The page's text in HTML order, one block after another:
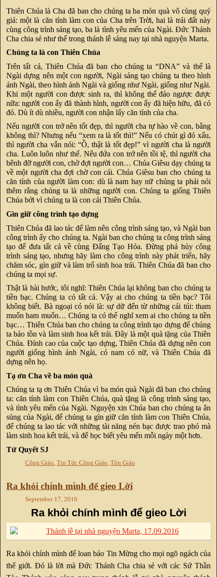
Thiên Chúa là Cha đã ban cho chúng ta ba món quà vô cùng quý
giá: một là căn tính làm con của Cha trên Trời, hai là trái đất này
cùng công trình sáng tạo, ba là tình yêu mến của Ngài. Đức Thánh
Cha chia sẻ như thế trong thánh lễ sáng nay tại nhà nguyện Marta.
Chúng ta là con Thiên Chúa
Trên tất cả, Thiên Chúa đã ban cho chúng ta “DNA” và thế là
Ngài dựng nên một con người, Ngài sáng tạo chúng ta theo hình
ảnh Ngài, theo hình ảnh Ngài và giống như Ngài, giống như Ngài.
Khi một người con được sinh ra, thì không thể đảo ngược được
nữa: người con ấy đã thành hình, người con ấy đã hiện hữu, đã có
đó. Dù ít dù nhiều, người con nhận lấy căn tính của cha.
Nếu người con trở nên tốt đẹp, thì người cha tự hào về con, bằng
không thì? Nhưng nếu “xem ra là tốt thì!” Nếu có chút gì đó xấu,
thì người cha vẫn nói: “Ồ, thật là tốt đẹp!” vì người cha là người
cha. Luôn luôn như thế. Nếu đứa con trở nên tồi tệ, thì người cha
bênh đỡ người con, chờ đợi người con… Chúa Giêsu dạy chúng ta
về một người cha đợi chờ con cái. Chúa Giêsu ban cho chúng ta
căn tính của người làm con: dù là nam hay nữ chúng ta phải nói
thêm rằng chúng ta là những người con. Chúng ta giống Thiên
Chúa bởi vì chúng ta là con cái Thiên Chúa.
Gìn giữ công trình tạo dựng
Thiên Chúa đã lao tác để làm nên công trình sáng tạo, và Ngài ban
công trình ấy cho chúng ta. Ngài ban cho chúng ta công trình sáng
tạo để đưa tất cả về cùng Đấng Tạo Hóa. Đừng phá hủy công
trình sáng tạo, nhưng hãy làm cho công trình này phát triển, hãy
chăm sóc, gìn giữ và làm trổ sinh hoa trái. Thiên Chúa đã ban cho
chúng ta mọi sự.
Thật là hài hước, tôi nghĩ: Thiên Chúa lại không ban cho chúng ta
tiền bạc. Chúng ta có tất cả. Vậy ai cho chúng ta tiền bạc? Tôi
không biết. Bà ngoại có nói là: sự dữ đến từ những cái túi: tham
muốn ham muốn… Chúng ta có thể nghĩ xem ai cho chúng ta tiền
bạc… Thiên Chúa ban cho chúng ta công trình tạo dựng để chúng
ta bảo tồn và làm sinh hoa kết trái. Đây là một quà tặng của Thiên
Chúa. Đỉnh cao của cuộc tạo dựng, Thiên Chúa đã dựng nên con
người giống hình ảnh Ngài, có nam có nữ, và Thiên Chúa đã
dựng nên họ.
Tạ ơn Cha về ba món quà
Chúng ta tạ ơn Thiên Chúa vì ba món quà Ngài đã ban cho chúng
ta: căn tính làm con Thiên Chúa, quà tặng là công trình sáng tạo,
và tình yêu mến của Ngài. Nguyện xin Chúa ban cho chúng ta ân
sủng của Ngài, để chúng ta gìn giữ căn tính làm con Thiên Chúa,
để chúng ta lao tác với những tài năng nén bạc được trao phó mà
làm sinh hoa kết trái, và để học biết yêu mến mỗi ngày một hơn.
Tứ Quyết SJ
Công Giáo, Tin Tức Công Giáo, Tôn Giáo
Ra khỏi chính mình để gieo Lời
September 17, 2016
Ra khỏi chính mình để gieo Lời
Ra khỏi chính mình để loan báo Tin Mừng cho mọi ngõ ngách của
thế giới. Đó là lời mà Đức Thánh Cha chia sẻ với các Sứ Thần